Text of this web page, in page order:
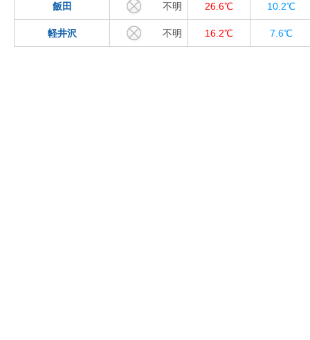
飯田 不明 26.6℃ 10.2℃
軽井沢 不明 16.2℃ 7.6℃